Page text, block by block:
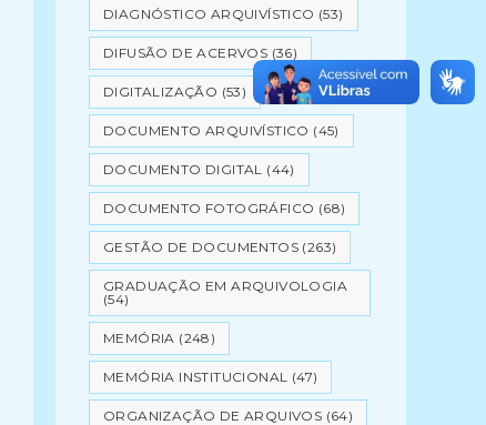
DIAGNÓSTICO ARQUIVÍSTICO (53)
DIFUSÃO DE ACERVOS (36)
DIGITALIZAÇÃO (53)
DOCUMENTO ARQUIVÍSTICO (45)
DOCUMENTO DIGITAL (44)
DOCUMENTO FOTOGRÁFICO (68)
GESTÃO DE DOCUMENTOS (263)
GRADUAÇÃO EM ARQUIVOLOGIA
(54)
MEMÓRIA (248)
MEMÓRIA INSTITUCIONAL (47)
ORGANIZAÇÃO DE ARQUIVOS (64)